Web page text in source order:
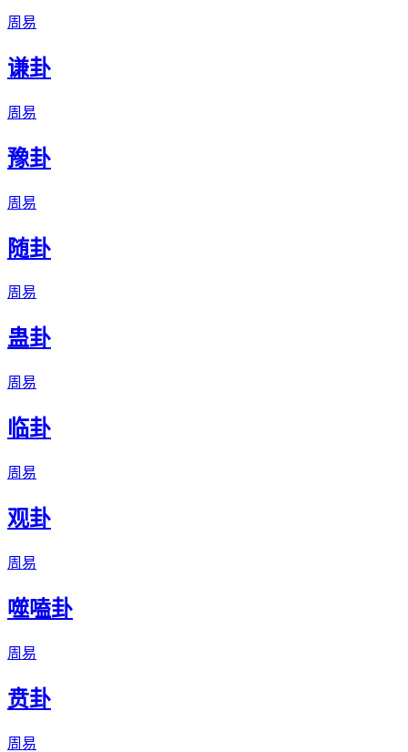
周易
谦卦
周易
豫卦
周易
随卦
周易
蛊卦
周易
临卦
周易
观卦
周易
噬嗑卦
周易
贲卦
周易